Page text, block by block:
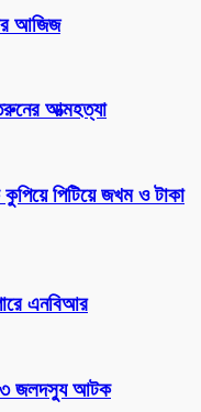
আজিজ
আত্মহত্যা
কুপিয়ে পিটিয়ে জখম ও টাকা
এনবিআর
৩ জলদস্যু আটক